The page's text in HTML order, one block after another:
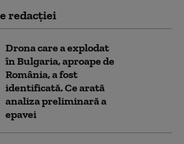
redacţiei
Drona care a explodat
în Bulgaria, aproape de
România, a fost
identificată. Ce arată
analiza preliminară a
epavei